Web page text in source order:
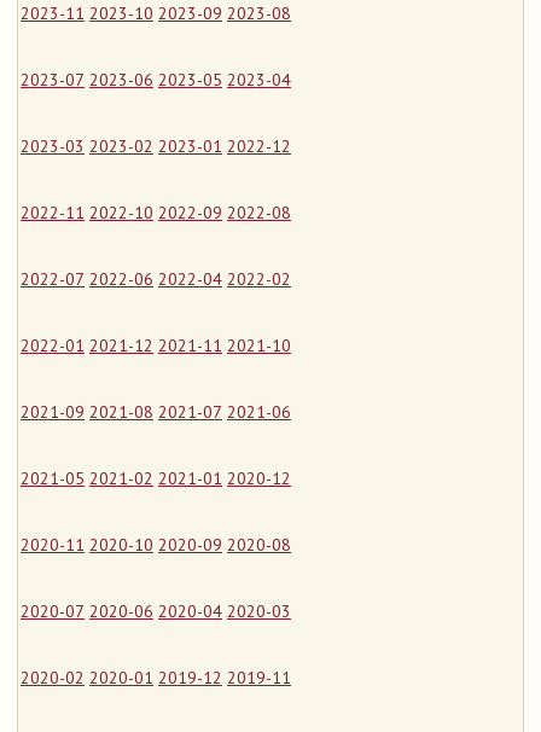
2023-11 2023-10 2023-09 2023-08
2023-07 2023-06 2023-05 2023-04
2023-03 2023-02 2023-01 2022-12
2022-11 2022-10 2022-09 2022-08
2022-07 2022-06 2022-04 2022-02
2022-01 2021-12 2021-11 2021-10
2021-09 2021-08 2021-07 2021-06
2021-05 2021-02 2021-01 2020-12
2020-11 2020-10 2020-09 2020-08
2020-07 2020-06 2020-04 2020-03
2020-02 2020-01 2019-12 2019-11